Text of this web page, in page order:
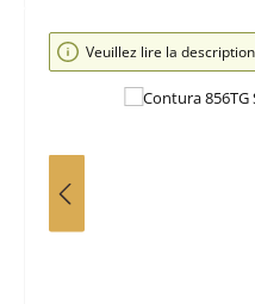
Ignorer la galerie d'images
Veuillez lire la